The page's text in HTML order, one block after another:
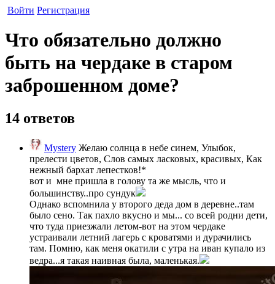
Войти Регистрация
Что обязательно должно
быть на чердаке в старом
заброшенном доме?
14 ответов
Mystery Желаю солнца в небе синем, Улыбок,
прелести цветов, Слов самых ласковых, красивых, Как
нежный бархат лепестков!*
вот и мне пришла в голову та же мысль, что и
большинству..про сундук
Однако вспомнила у второго деда дом в деревне..там
было сено. Так пахло вкусно и мы... со всей родни дети,
что туда приезжали летом-вот на этом чердаке
устраивали летний лагерь с кроватями и дурачились
там. Помню, как меня окатили с утра на иван купало из
ведра...я такая наивная была, маленькая.